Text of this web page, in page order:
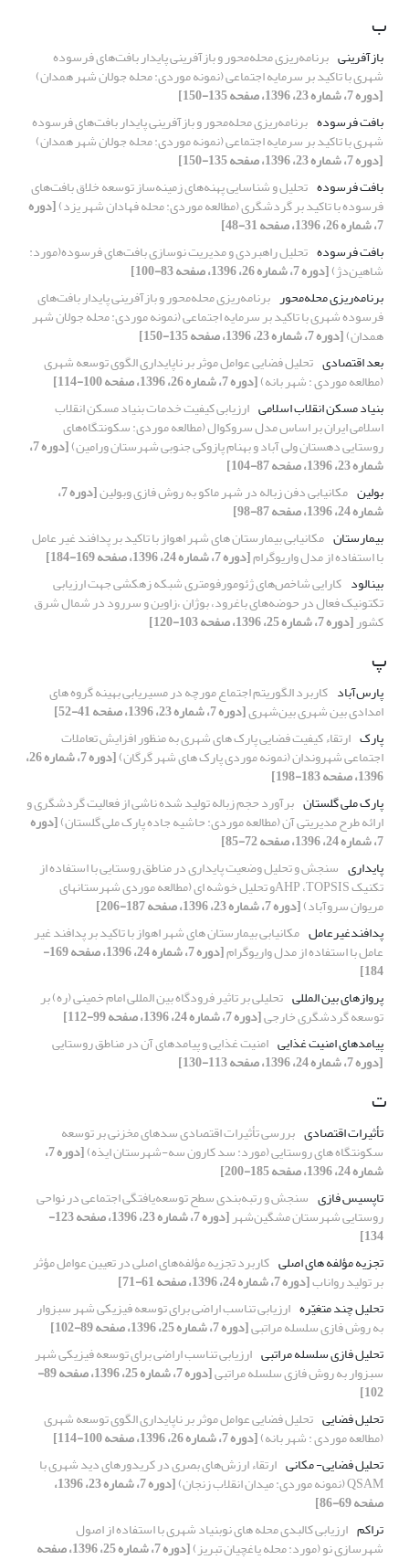
ب
بازآفرینی برنامه‌ریزی محله‌محور و بازآفرینی پایدار بافت‌های فرسوده
شهری با تاکید بر سرمایه اجتماعی (نمونه موردی: محله جولان شهر همدان)
[دوره 7، شماره 23، 1396، صفحه 135-150]
بافت فرسوده برنامه‌ریزی محله‌محور و بازآفرینی پایدار بافت‌های فرسوده
شهری با تاکید بر سرمایه اجتماعی (نمونه موردی: محله جولان شهر همدان)
[دوره 7، شماره 23، 1396، صفحه 135-150]
بافت فرسوده تحلیل و شناسایی پهنه‌های زمینه‌ساز توسعه خلاق بافت‌های
فرسوده با تاکید بر گردشگری (مطالعه موردی: محله فهادان شهر یزد)[دوره
7، شماره 26، 1396، صفحه 31-48]
بافت فرسوده تحلیل راهبردی و مدیریت نوسازی بافت‌های فرسوده(مورد:
شاهین‌دژ)[دوره 7، شماره 26، 1396، صفحه 83-100]
برنامه‌ریزی محله‌محور برنامه‌ریزی محله‌محور و بازآفرینی پایدار بافت‌های
فرسوده شهری با تاکید بر سرمایه اجتماعی (نمونه موردی: محله جولان شهر
همدان)[دوره 7، شماره 23، 1396، صفحه 135-150]
بعد اقتصادی تحلیل فضایی عوامل موثر بر ناپایداری الگوی توسعه شهری
(مطالعه موردی : شهر بانه)[دوره 7، شماره 26، 1396، صفحه 100-114]
بنیاد مسکن انقلاب اسلامی ارزیابی کیفیت خدمات بنیاد مسکن انقلاب
اسلامی ایران بر اساس مدل سروکوال (مطالعه موردی: سکونتگاه‌های
روستایی دهستان‌ ولی آباد و بهنام پازوکی جنوبی شهرستان ورامین) [دوره 7،
شماره 23، 1396، صفحه 87-104]
بولین مکانیابی دفن زباله در شهر ماکو به روش فازی وبولین [دوره 7،
شماره 24، 1396، صفحه 87-98]
بیمارستان مکانیابی بیمارستان های شهر اهواز با تاکید بر پدافند غیر عامل
با استفاده از مدل واریوگرام[دوره 7، شماره 24، 1396، صفحه 169-184]
بینالود کارایی شاخص‌های ژئومورفومتری شبکه زهکشی جهت ارزیابی
تکتونیک فعال در حوضه‌های باغرود، بوژان ،زاوین و سررود در شمال شرق
کشور[دوره 7، شماره 25، 1396، صفحه 103-120]
پ
پارس‌آباد کاربرد الگوریتم اجتماع مورچه در مسیریابی بهینه گروه های
امدادی بین شهری بین‌شهری[دوره 7، شماره 23، 1396، صفحه 41-52]
پارک ارتقاء کیفیت فضایی پارک های شهری به منظور افزایش تعاملات
اجتماعی شهروندان‎ ‎‏(نمونه موردی پارک های شهر ‏گرگان)‏ [دوره 7، شماره 26،
1396، صفحه 183-198]
پارک ملی گلستان برآورد حجم زباله تولید شده ناشی از فعالیت گردشگری و
ارائه طرح مدیریتی آن (مطالعه موردی: حاشیه جاده پارک ملی گلستان)[دوره
7، شماره 24، 1396، صفحه 72-85]
پایداری سنجش و تحلیل وضعیت پایداری در مناطق روستایی با استفاده از
تکنیک AHP ،TOPSISو تحلیل خوشه ای (مطالعه موردی شهرستانهای
مریوان سروآباد)[دوره 7، شماره 23، 1396، صفحه 187-206]
پدافندغیرعامل مکانیابی بیمارستان های شهر اهواز با تاکید بر پدافند غیر
عامل با استفاده از مدل واریوگرام [دوره 7، شماره 24، 1396، صفحه 169-
184]
پروازهای بین المللی تحلیلی بر تاثیر فرودگاه بین المللی امام خمینی (ره) بر
توسعه گردشگری خارجی[دوره 7، شماره 24، 1396، صفحه 99-112]
پیامدهای امنیت غذایی امنیت غذایی و پیامدهای آن در مناطق روستایی
[دوره 7، شماره 24، 1396، صفحه 113-130]
ت
تأثیرات اقتصادی بررسی تأثیرات اقتصادی سدهای مخزنی بر توسعه
سکونتگاه های روستایی (مورد: سد کارون سه-شهرستان ایذه) [دوره 7،
شماره 24، 1396، صفحه 185-200]
تاپسیس فازی سنجش و رتبه‌بندی سطح توسعه‌یافتگی اجتماعی در نواحی
روستایی شهرستان مشگین‌شهر [دوره 7، شماره 23، 1396، صفحه 123-
134]
تجزیه مؤلفه های اصلی کاربرد تجزیه مؤلفه‌های اصلی در تعیین عوامل مؤثر
بر تولید رواناب[دوره 7، شماره 24، 1396، صفحه 61-71]
تحلیل چند متغیّره ارزیابی تناسب اراضی برای توسعه فیزیکی شهر سبزوار
به روش فازی سلسله مراتبی[دوره 7، شماره 25، 1396، صفحه 89-102]
تحلیل فازی سلسله مراتبی ارزیابی تناسب اراضی برای توسعه فیزیکی شهر
سبزوار به روش فازی سلسله مراتبی [دوره 7، شماره 25، 1396، صفحه 89-
102]
تحلیل فضایی تحلیل فضایی عوامل موثر بر ناپایداری الگوی توسعه شهری
(مطالعه موردی : شهر بانه)[دوره 7، شماره 26، 1396، صفحه 100-114]
تحلیل فضایی- مکانی ارتقاء ارزش‌های بصری در کریدورهای دید شهری با
QSAM (نمونه موردی: میدان انقلاب زنجان) [دوره 7، شماره 23، 1396،
صفحه 69-86]
تراکم ارزیابی کالبدی محله های نوبنیاد شهری با استفاده از اصول
شهرسازی نو (مورد: محله یاغچیان تبریز) [دوره 7، شماره 25، 1396، صفحه